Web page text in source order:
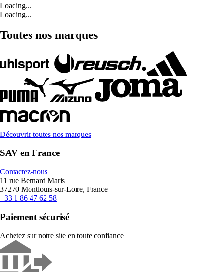
Loading...
Loading...
Toutes nos marques
Découvrir toutes nos marques
SAV en France
Contactez-nous
11 rue Bernard Maris
37270 Montlouis-sur-Loire, France
+33 1 86 47 62 58
Paiement sécurisé
Achetez sur notre site en toute confiance